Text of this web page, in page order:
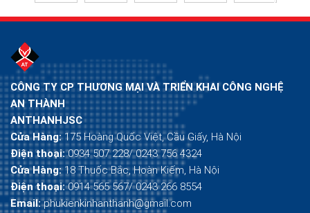
CÔNG TY CP THƯƠNG MẠI VÀ TRIỂN KHAI CÔNG NGHỆ
AN THÀNH
ANTHANHJSC
Cửa Hàng:175 Hoàng Quốc Việt, Cầu Giấy, Hà Nội
Điện thoại:0934 507 228/ 0243 756 4324
Cửa Hàng:18 Thuốc Bắc, Hoàn Kiếm, Hà Nội
Điện thoại:0914 565 567/ 0243 266 8554
Email:phukienkinhanthanh@gmail.com